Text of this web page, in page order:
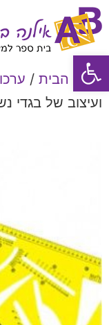
פתח סרגל נגישות
עמוד הבית /
ועיצוב של בגדי